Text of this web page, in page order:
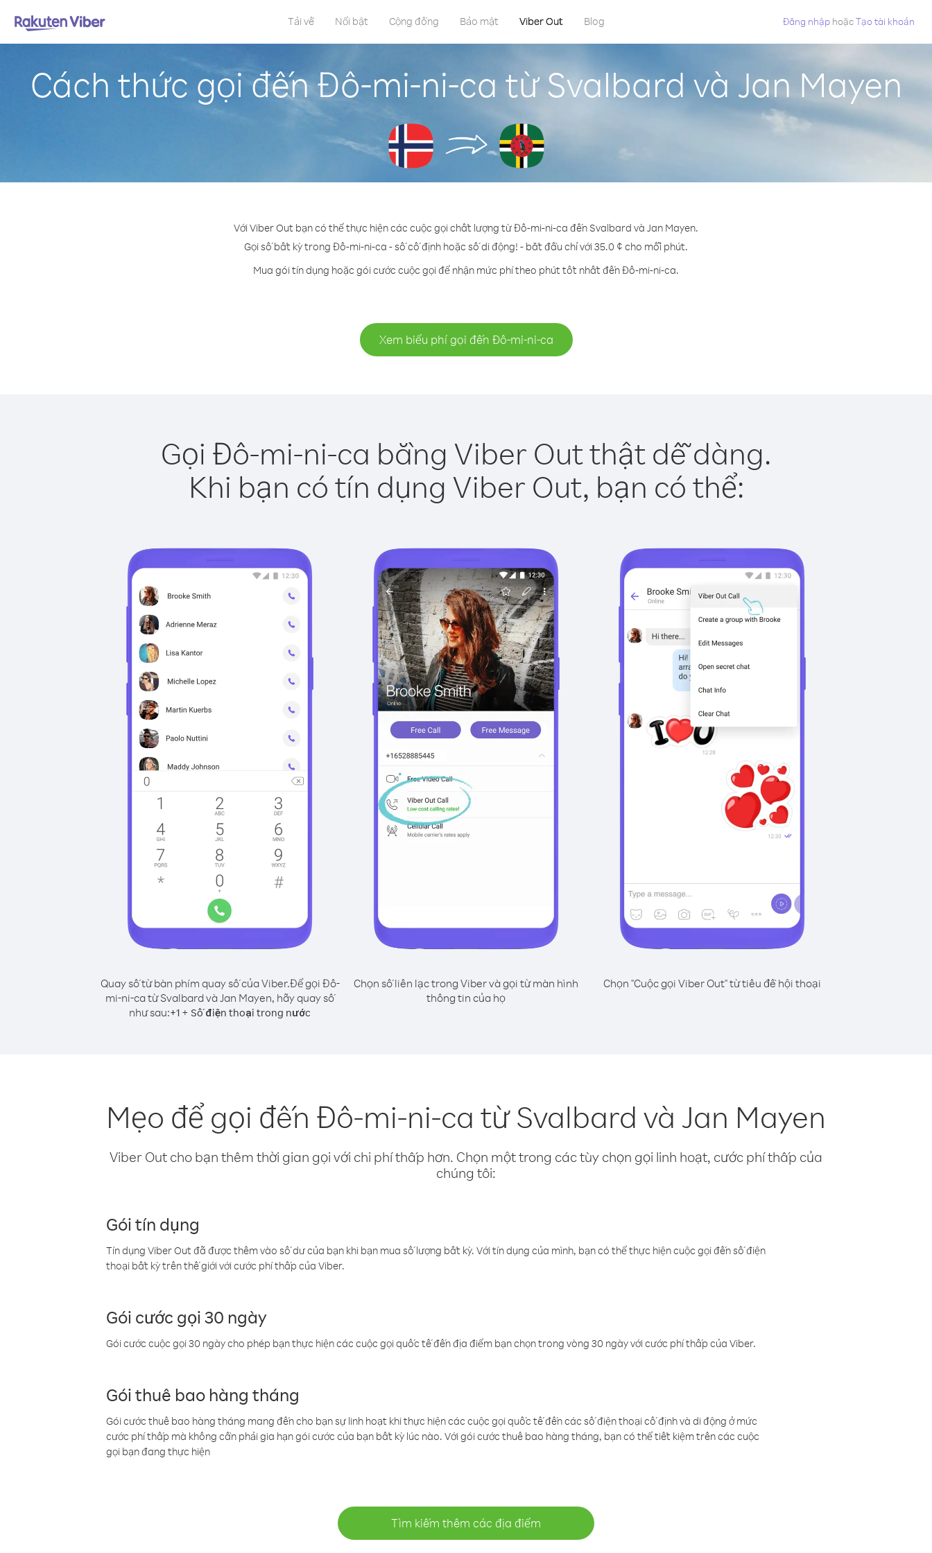
Tải về Nổi bật Cộng đồng Bảo mật Viber Out Blog Đăng nhập hoặcTạo tài khoản
Cách thức gọi đến Đô-mi-ni-ca từ Svalbard và Jan Mayen
Với Viber Out bạn có thể thực hiện các cuộc gọi chất lượng từ Đô-mi-ni-ca đến Svalbard và Jan Mayen.
Gọi số bất kỳ trong Đô-mi-ni-ca - số cố định hoặc số di động! - bắt đầu chỉ với 35.0 ¢ cho mỗi phút.
Mua gói tín dụng hoặc gói cước cuộc gọi để nhận mức phí theo phút tốt nhất đến Đô-mi-ni-ca.
Xem biểu phí gọi đến Đô-mi-ni-ca
Gọi Đô-mi-ni-ca bằng Viber Out thật dễ dàng.
Khi bạn có tín dụng Viber Out, bạn có thể:
Quay số từ bàn phím quay số của Viber.Để gọi Đô-
mi-ni-ca từ Svalbard và Jan Mayen, hãy quay số
như sau:+1 + Số điện thoại trong nước
Chọn số liên lạc trong Viber và gọi từ màn hình
thông tin của họ
Chọn "Cuộc gọi Viber Out" từ tiêu đề hội thoại
Mẹo để gọi đến Đô-mi-ni-ca từ Svalbard và Jan Mayen
Viber Out cho bạn thêm thời gian gọi với chi phí thấp hơn. Chọn một trong các tùy chọn gọi linh hoạt, cước phí thấp của
chúng tôi:
Gói tín dụng
Tín dụng Viber Out đã được thêm vào số dư của bạn khi bạn mua số lượng bất kỳ. Với tín dụng của mình, bạn có thể thực hiện cuộc gọi đến số điện
thoại bất kỳ trên thế giới với cước phí thấp của Viber.
Gói cước gọi 30 ngày
Gói cước cuộc gọi 30 ngày cho phép bạn thực hiện các cuộc gọi quốc tế đến địa điểm bạn chọn trong vòng 30 ngày với cước phí thấp của Viber.
Gói thuê bao hàng tháng
Gói cước thuê bao hàng tháng mang đến cho bạn sự linh hoạt khi thực hiện các cuộc gọi quốc tế đến các số điện thoại cố định và di động ở mức
cước phí thấp mà không cần phải gia hạn gói cước của bạn bất kỳ lúc nào. Với gói cước thuê bao hàng tháng, bạn có thể tiết kiệm trên các cuộc
gọi bạn đang thực hiện
Tìm kiếm thêm các địa điểm